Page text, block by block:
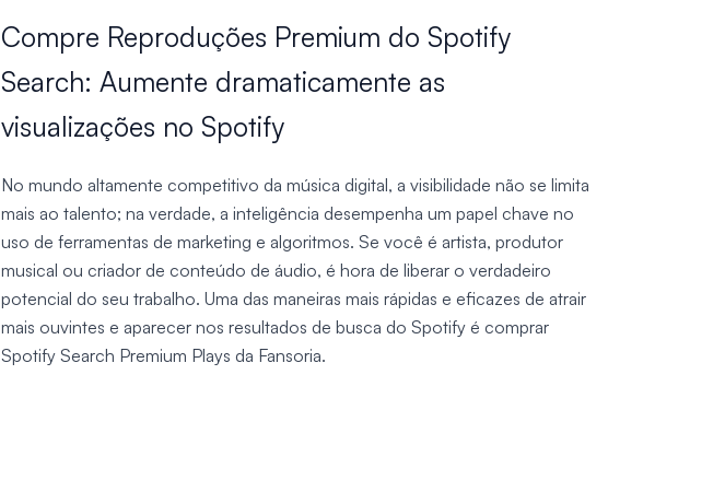
Compre Reproduções Premium do Spotify
Search: Aumente dramaticamente as
visualizações no Spotify
No mundo altamente competitivo da música digital, a visibilidade não se limita
mais ao talento; na verdade, a inteligência desempenha um papel chave no
uso de ferramentas de marketing e algoritmos. Se você é artista, produtor
musical ou criador de conteúdo de áudio, é hora de liberar o verdadeiro
potencial do seu trabalho. Uma das maneiras mais rápidas e eficazes de atrair
mais ouvintes e aparecer nos resultados de busca do Spotify é comprar
Spotify Search Premium Plays da Fansoria.